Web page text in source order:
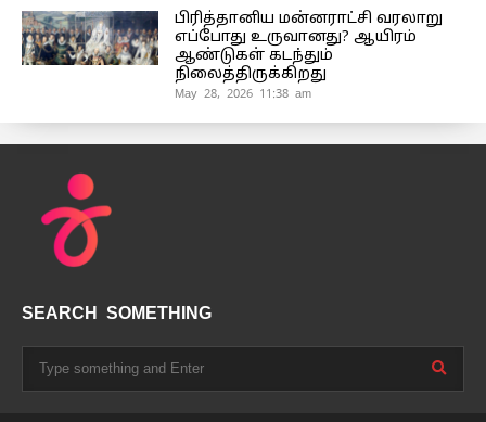
பிரித்தானிய மன்னராட்சி வரலாறு
எப்போது உருவானது? ஆயிரம்
ஆண்டுகள் கடந்தும்
நிலைத்திருக்கிறது
May 28, 2026 11:38 am
SEARCH SOMETHING